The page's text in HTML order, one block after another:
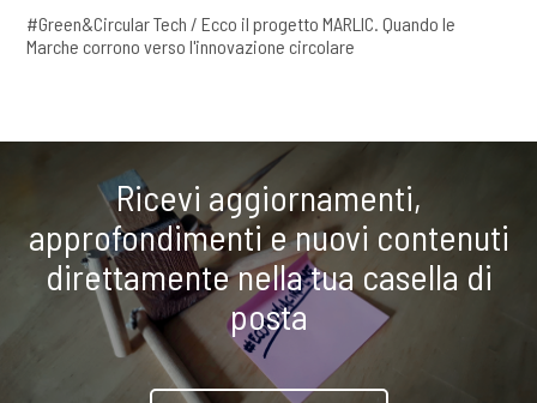
#Green&Circular Tech / Ecco il progetto MARLIC. Quando le
Marche corrono verso l'innovazione circolare
Ricevi aggiornamenti,
approfondimenti e nuovi contenuti
direttamente nella tua casella di
posta